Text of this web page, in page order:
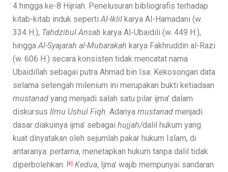
4 hingga ke-8 Hijriah. Penelusuran bibliografis terhadap
kitab-kitab induk seperti Al-Iklil karya Al-Hamadani (w.
334 H.), Tahdzibul Ansab karya Al-Ubaidili (w. 449 H.),
hingga Al-Syajarah al-Mubarakah karya Fakhruddin al-Razi
(w. 606 H.) secara konsisten tidak mencatat nama
Ubaidillah sebagai putra Ahmad bin Isa. Kekosongan data
selama setengah milenium ini merupakan bukti ketiadaan
mustanad yang menjadi salah satu pilar ijma’ dalam
diskursus Ilmu Ushul Fiqh . Adanya mustanad menjadi
dasar diakuinya ijma’ sebagai hujjah/dalil hukum yang
kuat dinyatakan oleh sejumlah pakar hukum Islam, di
antaranya: pertama, menetapkan hukum tanpa dalil tidak
diperbolehkan.
[4] Kedua, Ijma’ wajib mempunyai sandaran